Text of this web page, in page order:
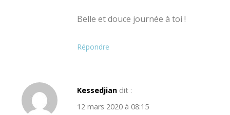
Belle et douce journée à toi !
Répondre
Kessedjian dit :
12 mars 2020 à 08:15